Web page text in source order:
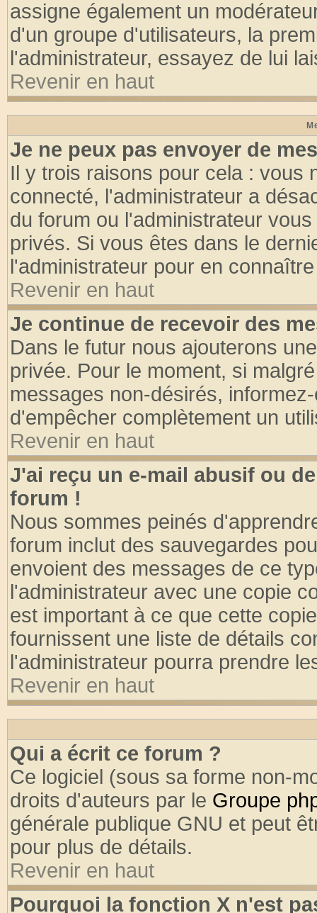
assigne également un
d'un groupe d'utilisateurs, la
l'administrateur, essayez de lui
Revenir en haut
Je ne peux pas envoyer de
Il y trois raisons pour cela : vous
connecté, l'administrateur a
du forum ou l'administrateur
privés. Si vous êtes dans le
l'administrateur pour en
Revenir en haut
Je continue de recevoir des
Dans le futur nous ajouterons
privée. Pour le moment, si
messages non-désirés,
d'empêcher complètement un
Revenir en haut
J'ai reçu un e-mail abusif ou
forum !
Nous sommes peinés
forum inclut des sauvegardes
envoient des messages de ce
l'administrateur avec une copie
est important à ce que cette
fournissent une liste de détails
l'administrateur pourra prendre
Revenir en haut
Qui a écrit ce forum ?
Ce logiciel (sous sa forme non-
droits d'auteurs par le Groupe
générale publique GNU et peut
pour plus de détails.
Revenir en haut
Pourquoi la fonction X n'est